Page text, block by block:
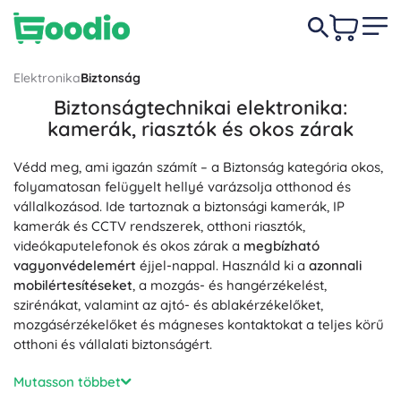
ElektronikaBiztonság
Biztonságtechnikai elektronika:
kamerák, riasztók és okos zárak
Védd meg, ami igazán számít – a Biztonság kategória okos,
folyamatosan felügyelt hellyé varázsolja otthonod és
vállalkozásod. Ide tartoznak a biztonsági kamerák, IP
kamerák és CCTV rendszerek, otthoni riasztók,
videókaputelefonok és okos zárak a megbízható
vagyonvédelemért éjjel-nappal. Használd ki a azonnali
mobilértesítéseket, a mozgás- és hangérzékelést,
szirénákat, valamint az ajtó- és ablakérzékelőket,
mozgásérzékelőket és mágneses kontaktokat a teljes körű
otthoni és vállalati biztonságért.
A modern IP kamerák Full HD és 4K Ultra HD felbontással,
éjjellátással (IR), WDR-rel és H.265 tömörítéssel
Mutasson többet